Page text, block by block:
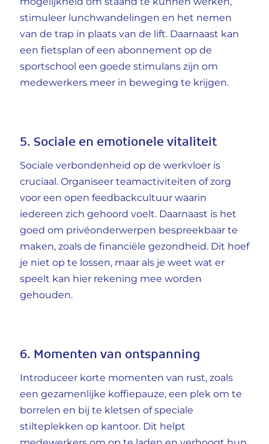
stimuleer lunchwandelingen en het nemen
van de trap in plaats van de lift. Daarnaast kan
een fietsplan of een abonnement op de
sportschool een goede stimulans zijn om
medewerkers meer in beweging te krijgen.
5. Sociale en emotionele vitaliteit
Sociale verbondenheid op de werkvloer is
cruciaal. Organiseer teamactiviteiten of zorg
voor een open feedbackcultuur waarin
iedereen zich gehoord voelt. Daarnaast is het
goed om privéonderwerpen bespreekbaar te
maken, zoals de financiële gezondheid. Dit hoef
je niet op te lossen, maar als je weet wat er
speelt kan hier rekening mee worden
gehouden.
6. Momenten van ontspanning
Introduceer korte momenten van rust, zoals
een gezamenlijke koffiepauze, een plek om te
borrelen en bij te kletsen of speciale
stilteplekken op kantoor. Dit helpt